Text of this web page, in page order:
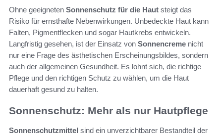
Ohne geeigneten Sonnenschutz für die Haut steigt das
Risiko für ernsthafte Nebenwirkungen. Unbedeckte Haut kann
Falten, Pigmentflecken und sogar Hautkrebs entwickeln.
Langfristig gesehen, ist der Einsatz von Sonnencreme nicht
nur eine Frage des ästhetischen Erscheinungsbildes, sondern
auch der allgemeinen Gesundheit. Es lohnt sich, die richtige
Pflege und den richtigen Schutz zu wählen, um die Haut
dauerhaft gesund zu halten.
Sonnenschutz: Mehr als nur Hautpflege
Sonnenschutzmittel sind ein unverzichtbarer Bestandteil der